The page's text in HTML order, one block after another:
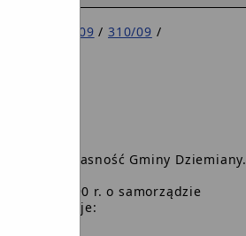
Wójta 2009 /310/09 /
własność Gminy Dziemiany.
marca 1990 r. o samorządzie
co następuje: